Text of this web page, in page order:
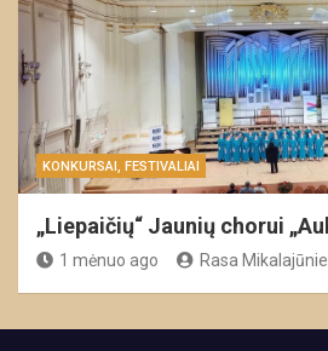
KONKURSAI, FESTIVALIAI
„Liepaičių“ Jaunių chorui
1 mėnuo ago Rasa